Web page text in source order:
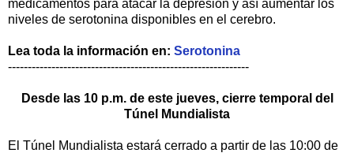
medicamentos para atacar la depresión y así aumentar los
niveles de serotonina disponibles en el cerebro.
Lea toda la información en: Serotonina
-------------------------------------------------------------
Desde las 10 p.m. de este jueves, cierre temporal del
Túnel Mundialista
El Túnel Mundialista estará cerrado a partir de las 10:00 de